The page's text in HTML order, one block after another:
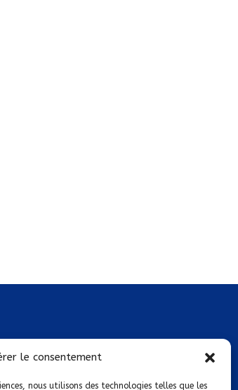
le consentement
nous utilisons des technologies telles que les